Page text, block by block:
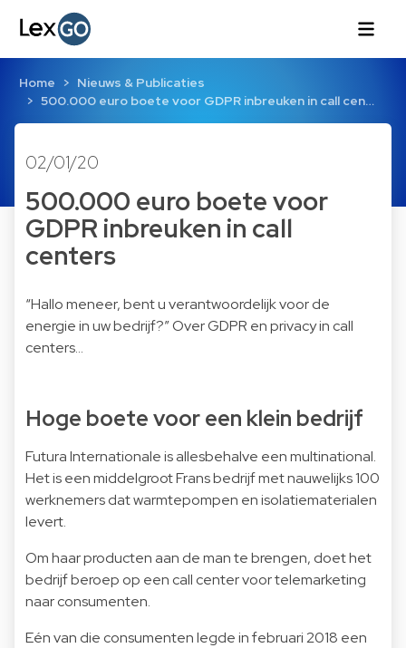
Home
Nieuws & Publicaties
500.000 euro boete voor GDPR inbreuken in call cen…
02/01/20
500.000 euro boete voor
GDPR inbreuken in call
centers
“Hallo meneer, bent u verantwoordelijk voor de
energie in uw bedrijf?” Over GDPR en privacy in call
centers…
Hoge boete voor een klein bedrijf
Futura Internationale is allesbehalve een multinational.
Het is een middelgroot Frans bedrijf met nauwelijks 100
werknemers dat warmtepompen en isolatiematerialen
levert.
Om haar producten aan de man te brengen, doet het
bedrijf beroep op een call center voor telemarketing
naar consumenten.
Eén van die consumenten legde in februari 2018 een